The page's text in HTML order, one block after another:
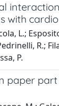
with
L.;
R.;
P.
paper